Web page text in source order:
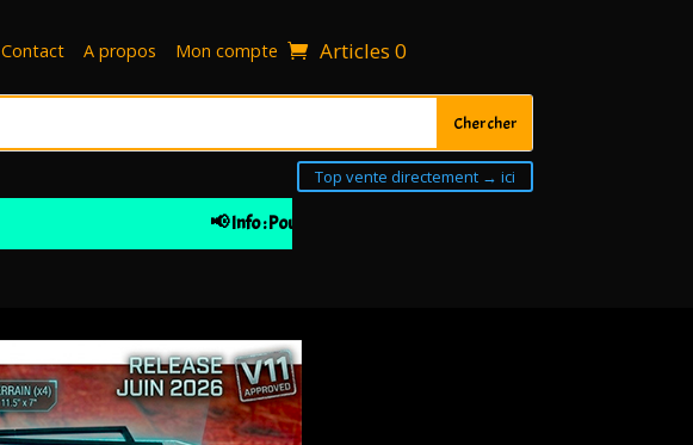
Contact A propos Mon compte Articles 0
Top vente directement → ici
📢 Info : Pour votre 1ière commande 10% de remise à partir de 30€